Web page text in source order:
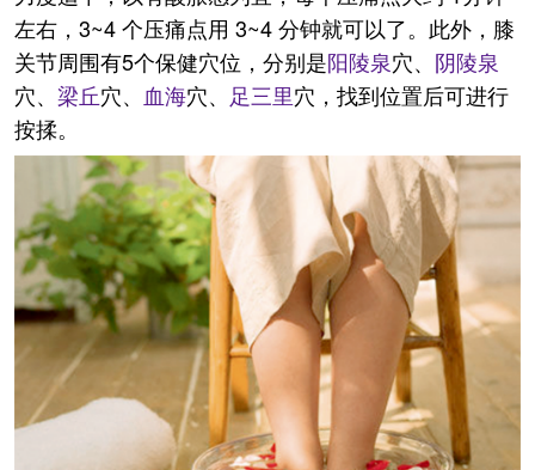
左右，3~4 个压痛点用 3~4 分钟就可以了。此外，膝
关节周围有5个保健穴位，分别是阳陵泉穴、 阴陵泉
穴、 梁丘穴、 血海穴、 足三里穴，找到位置后可进行
按揉。